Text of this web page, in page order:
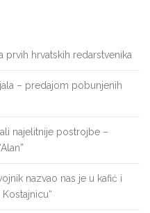
prvih hrvatskih redarstvenika
– predajom pobunjenih
najelitnije postrojbe –
nazvao nas je u kafić i